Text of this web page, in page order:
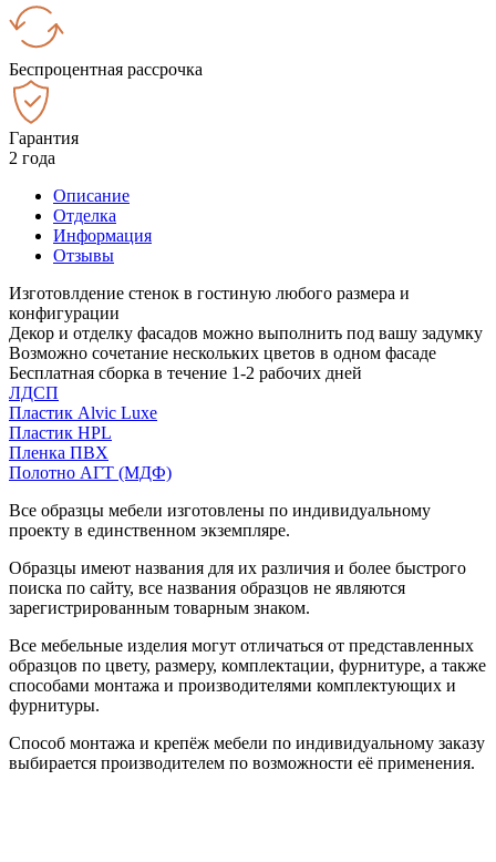
Беспроцентная рассрочка
Гарантия
2 года
Описание
Отделка
Информация
Отзывы
Изготовлдение стенок в гостиную любого размера и
конфигурации
Декор и отделку фасадов можно выполнить под вашу задумку
Возможно сочетание нескольких цветов в одном фасаде
Бесплатная сборка в течение 1-2 рабочих дней
ЛДСП
Пластик Alvic Luxe
Пластик HPL
Пленка ПВХ
Полотно АГТ (МДФ)
Все образцы мебели изготовлены по индивидуальному
проекту в единственном экземпляре.
Образцы имеют названия для их различия и более быстрого
поиска по сайту, все названия образцов не являются
зарегистрированным товарным знаком.
Все мебельные изделия могут отличаться от представленных
образцов по цвету, размеру, комплектации, фурнитуре, а также
способами монтажа и производителями комплектующих и
фурнитуры.
Способ монтажа и крепёж мебели по индивидуальному заказу
выбирается производителем по возможности её применения.